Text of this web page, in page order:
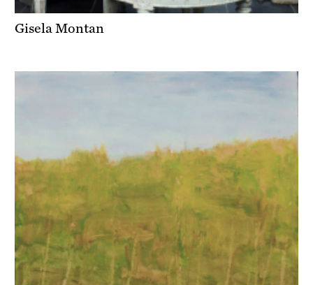
Gisela Montan